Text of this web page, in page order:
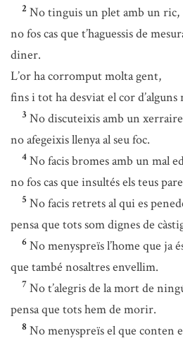
2 No tinguis un plet amb un ric,
no fos cas que t’haguessis de
diner.
L’or ha corromput molta gent,
fins i tot ha desviat el cor d’alguns
3 No discuteixis amb un
no afegeixis llenya al seu foc.
4 No facis bromes amb un mal
no fos cas que insultés els teus
5 No facis retrets al qui es
pensa que tots som dignes de
6 No menyspreïs l’home que ja
que també nosaltres envellim.
7 No t’alegris de la mort de
pensa que tots hem de morir.
8 No menyspreïs el que conten